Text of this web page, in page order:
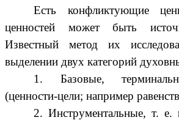
Есть конфликтующие
ценностей может быть
Известный метод их
выделении двух категорий
1. Базовые,
(ценности-цели; например
2. Инструментальные, т. е.